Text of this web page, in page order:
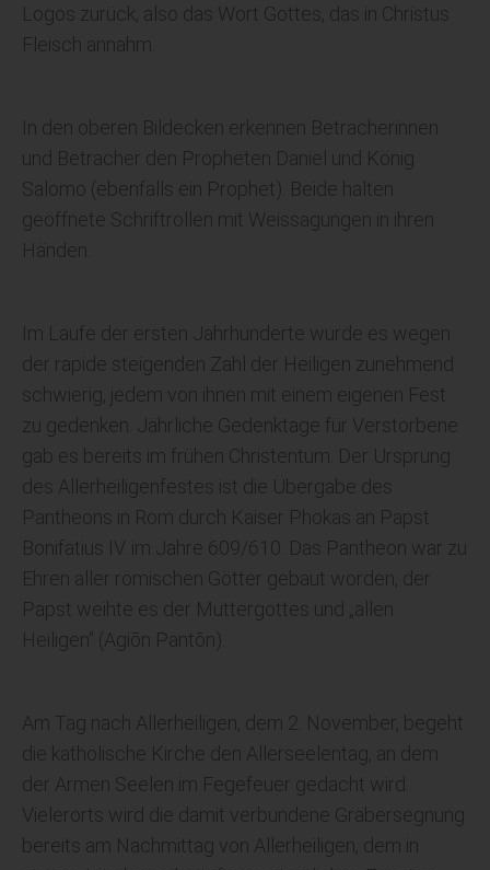
Logos zurück, also das Wort Gottes, das in Christus
Fleisch annahm.
In den oberen Bildecken erkennen Betracherinnen
und Betracher den Propheten Daniel und König
Salomo (ebenfalls ein Prophet). Beide halten
geöffnete Schriftrollen mit Weissagungen in ihren
Händen.
Im Laufe der ersten Jahrhunderte wurde es wegen
der rapide steigenden Zahl der Heiligen zunehmend
schwierig, jedem von ihnen mit einem eigenen Fest
zu gedenken. Jährliche Gedenktage für Verstorbene
gab es bereits im frühen Christentum. Der Ursprung
des Allerheiligenfestes ist die Übergabe des
Pantheons in Rom durch Kaiser Phokas an Papst
Bonifatius IV. im Jahre 609/610. Das Pantheon war zu
Ehren aller römischen Götter gebaut worden, der
Papst weihte es der Muttergottes und „allen
Heiligen“ (Agiōn Pantōn).
Am Tag nach Allerheiligen, dem 2. November, begeht
die katholische Kirche den Allerseelentag, an dem
der Armen Seelen im Fegefeuer gedacht wird.
Vielerorts wird die damit verbundene Gräbersegnung
bereits am Nachmittag von Allerheiligen, dem in